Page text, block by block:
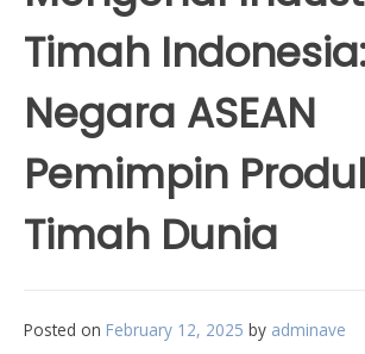
Timah
Negara ASEAN
Pemimpin
Timah Dunia
Posted on February 12, 2025 by adminave